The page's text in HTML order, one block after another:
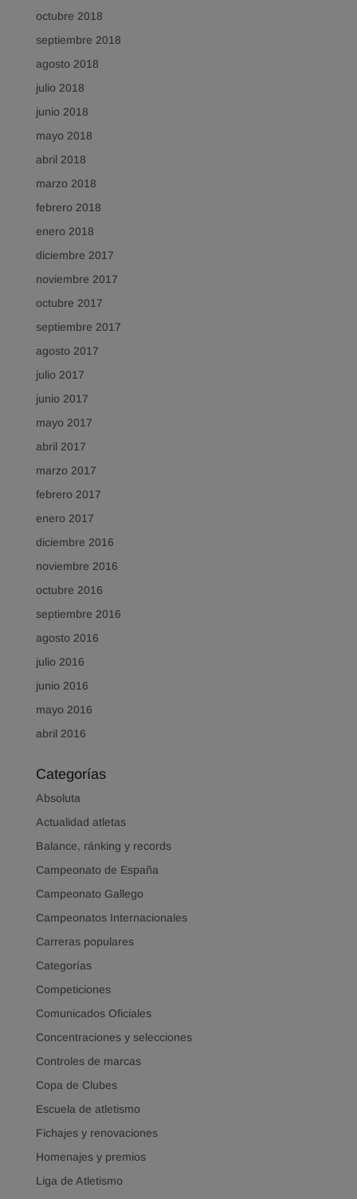
octubre 2018
septiembre 2018
agosto 2018
julio 2018
junio 2018
mayo 2018
abril 2018
marzo 2018
febrero 2018
enero 2018
diciembre 2017
noviembre 2017
octubre 2017
septiembre 2017
agosto 2017
julio 2017
junio 2017
mayo 2017
abril 2017
marzo 2017
febrero 2017
enero 2017
diciembre 2016
noviembre 2016
octubre 2016
septiembre 2016
agosto 2016
julio 2016
junio 2016
mayo 2016
abril 2016
Categorías
Absoluta
Actualidad atletas
Balance, ránking y records
Campeonato de España
Campeonato Gallego
Campeonatos Internacionales
Carreras populares
Categorías
Competiciones
Comunicados Oficiales
Concentraciones y selecciones
Controles de marcas
Copa de Clubes
Escuela de atletismo
Fichajes y renovaciones
Homenajes y premios
Liga de Atletismo